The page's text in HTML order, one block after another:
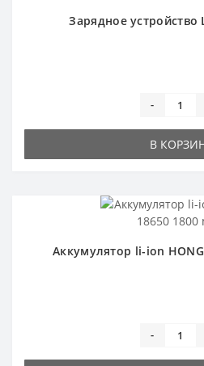
Зарядное
-
В
Аккумулятор li-ion
-